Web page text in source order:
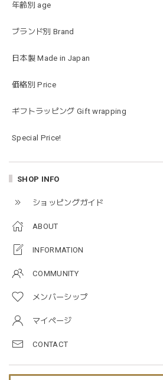
年齢別 age
ブランド別 Brand
日本製 Made in Japan
価格別 Price
ギフトラッピング Gift wrapping
Special Price!
SHOP INFO
ショッピングガイド
ABOUT
INFORMATION
COMMUNITY
メンバーシップ
マイページ
CONTACT
ラス…お絵描きセットと食具までたっ
すぐに使い始めました。今年もまた購
taupe（チャコールグレー）
プレゼントした友人がとても喜んでま